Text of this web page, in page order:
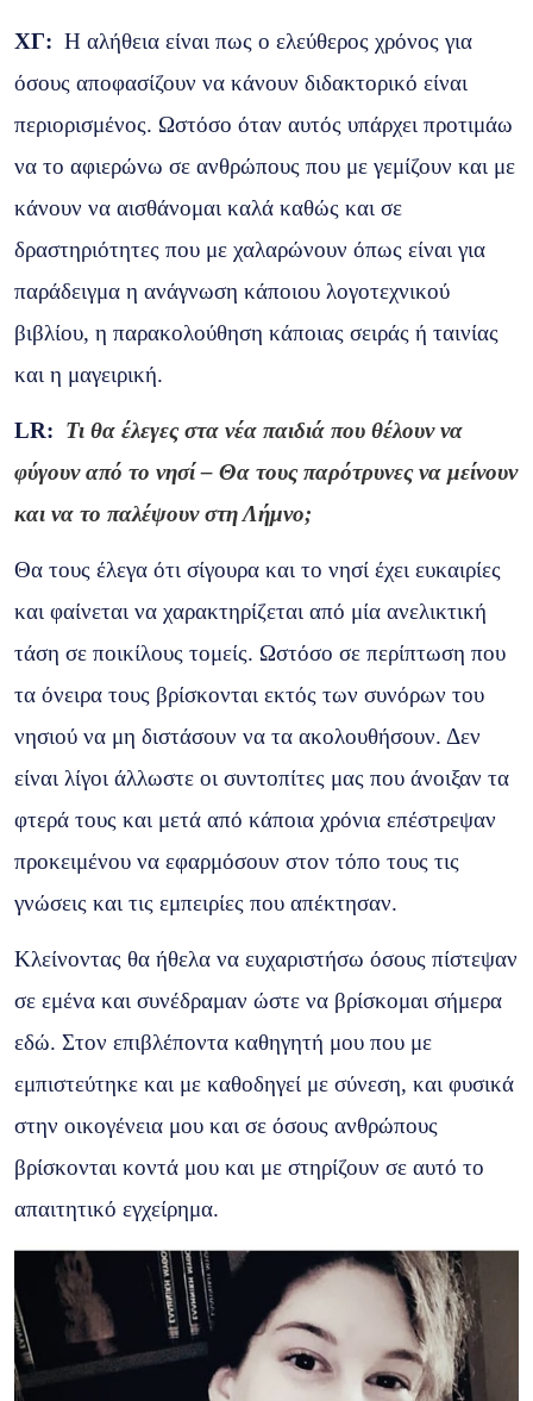
ΧΓ: Η αλήθεια είναι πως ο ελεύθερος χρόνος για
όσους αποφασίζουν να κάνουν διδακτορικό είναι
περιορισμένος. Ωστόσο όταν αυτός υπάρχει προτιμάω
να το αφιερώνω σε ανθρώπους που με γεμίζουν και με
κάνουν να αισθάνομαι καλά καθώς και σε
δραστηριότητες που με χαλαρώνουν όπως είναι για
παράδειγμα η ανάγνωση κάποιου λογοτεχνικού
βιβλίου, η παρακολούθηση κάποιας σειράς ή ταινίας
και η μαγειρική.
LR: Τι θα έλεγες στα νέα παιδιά που θέλουν να
φύγουν από το νησί – Θα τους παρότρυνες να μείνουν
και να το παλέψουν στη Λήμνο;
Θα τους έλεγα ότι σίγουρα και το νησί έχει ευκαιρίες
και φαίνεται να χαρακτηρίζεται από μία ανελικτική
τάση σε ποικίλους τομείς. Ωστόσο σε περίπτωση που
τα όνειρα τους βρίσκονται εκτός των συνόρων του
νησιού να μη διστάσουν να τα ακολουθήσουν. Δεν
είναι λίγοι άλλωστε οι συντοπίτες μας που άνοιξαν τα
φτερά τους και μετά από κάποια χρόνια επέστρεψαν
προκειμένου να εφαρμόσουν στον τόπο τους τις
γνώσεις και τις εμπειρίες που απέκτησαν.
Κλείνοντας θα ήθελα να ευχαριστήσω όσους πίστεψαν
σε εμένα και συνέδραμαν ώστε να βρίσκομαι σήμερα
εδώ. Στον επιβλέποντα καθηγητή μου που με
εμπιστεύτηκε και με καθοδηγεί με σύνεση, και φυσικά
στην οικογένεια μου και σε όσους ανθρώπους
βρίσκονται κοντά μου και με στηρίζουν σε αυτό το
απαιτητικό εγχείρημα.